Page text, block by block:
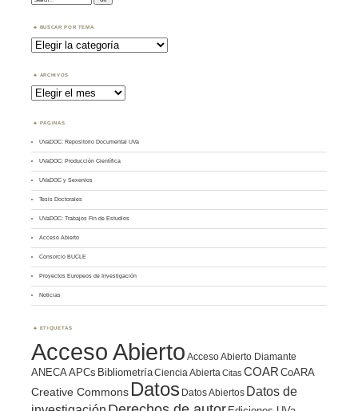
BUSCAR POR TEMA
Buscar
por
Tema
ARCHIVOS
Archivos
PÁGINAS
UVaDOC: Repositorio Documental UVa
UVaDOC: Producción Científica
UVaDOC y Sexenios
Tesis Doctorales
UVaDOC: Trabajos Fin de Estudios
Acceso Abierto
Consorcio BUCLE
Proyectos Europeos de Investigación
Noticias
ETIQUETAS
Acceso Abierto Acceso Abierto Diamante
ANECAAPCs BibliometríaCiencia Abierta Citas COAR CoARA
Creative Commons Datos Datos Abiertos Datos de